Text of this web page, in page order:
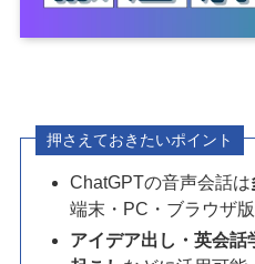
押さえておきたいポイント
ChatGPTの音声会話は
端末・PC・ブラウザ
アイデア出し・英会話